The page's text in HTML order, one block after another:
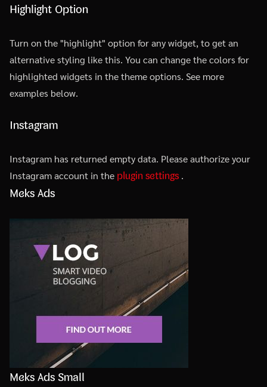
Highlight Option
Turn on the "highlight" option for any widget, to get an
alternative styling like this. You can change the colors for
highlighted widgets in the theme options. See more
examples below.
Instagram
Instagram has returned empty data. Please authorize your
Instagram account in the plugin settings .
Meks Ads
Meks Ads Small